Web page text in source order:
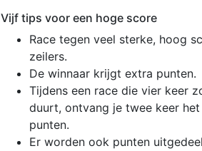
Vijf tips voor een hoge score
Race tegen veel sterke, hoog
zeilers.
De winnaar krijgt extra punten.
Tijdens een race die vier keer
duurt, ontvang je twee keer
punten.
Er worden ook punten